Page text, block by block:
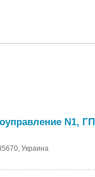
N1, ГП
Украина